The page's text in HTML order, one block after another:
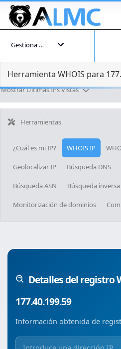
Gestiona tu cuenta
Herramienta WHOIS para
Mostrar Últimas IPs Vistas
Herramientas
¿Cuál es mi IP? WHOIS IP
Geolocalizar IP Búsqueda DNS
Búsqueda ASN Búsqueda inversa
Monitorización de dominios
Detalles del registro
177.40.199.59
Información obtenida de